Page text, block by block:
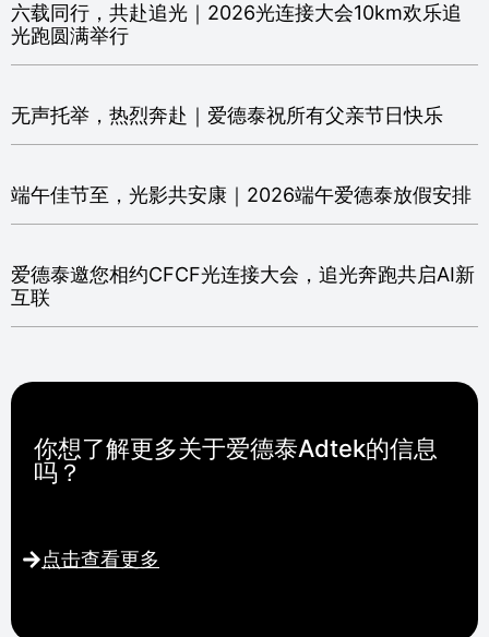
六载同行，共赴追光｜2026光连接大会10km欢乐追
光跑圆满举行
无声托举，热烈奔赴｜爱德泰祝所有父亲节日快乐
端午佳节至，光影共安康｜2026端午爱德泰放假安排
爱德泰邀您相约CFCF光连接大会，追光奔跑共启AI新
互联
你想了解更多关于爱德泰Adtek的信息
吗？
点击查看更多